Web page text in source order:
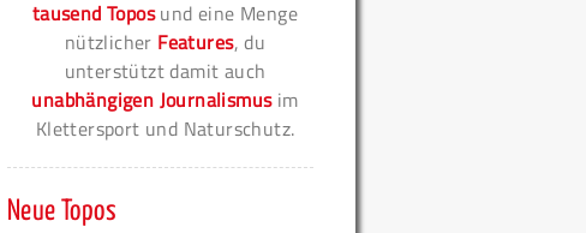
tausend Toposund eine Menge
nützlicher Features, du
unterstützt damit auch
unabhängigen Journalismusim
Klettersport und Naturschutz.
Neue Topos